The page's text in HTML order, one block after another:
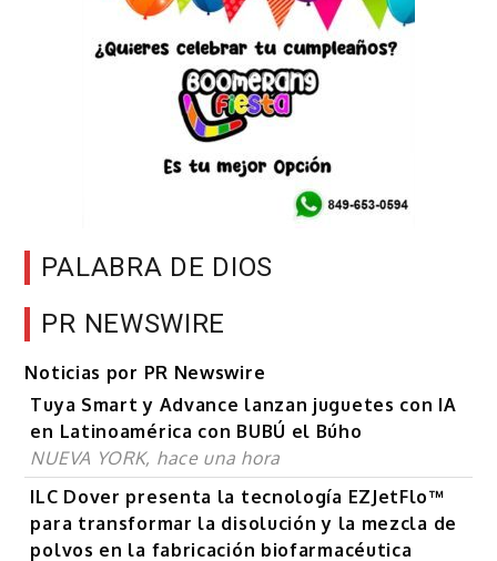
PALABRA DE DIOS
PR NEWSWIRE
Noticias por PR Newswire
Tuya Smart y Advance lanzan juguetes con IA
en Latinoamérica con BUBÚ el Búho
NUEVA YORK, hace una hora
ILC Dover presenta la tecnología EZJetFlo™
para transformar la disolución y la mezcla de
polvos en la fabricación biofarmacéutica